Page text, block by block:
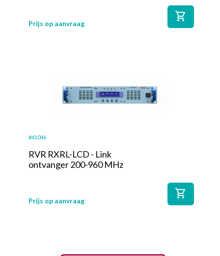
Prijs op aanvraag
shopping_cart
#41046
RVR RXRL-LCD - Link
ontvanger 200-960 MHz
Prijs op aanvraag
shopping_cart